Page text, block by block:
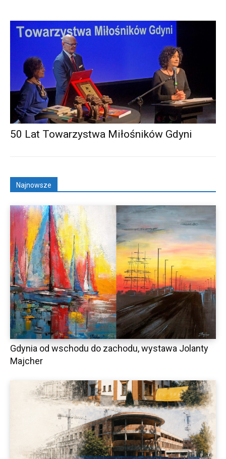
50 Lat Towarzystwa Miłośników Gdyni
Najnowsze
Gdynia od wschodu do zachodu, wystawa Jolanty
Majcher